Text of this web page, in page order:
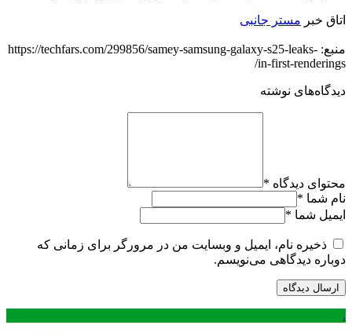
اتاق خبر مستر جانبی
منبع: https://techfars.com/299856/samey-samsung-galaxy-s25-leaks-
in-first-renderings/
دیدگاه‌های نوشته
محتوای دیدگاه *
نام شما *
ایمیل شما *
ذخیره نام، ایمیل و وبسایت من در مرورگر برای زمانی که
دوباره دیدگاهی می‌نویسم.
.